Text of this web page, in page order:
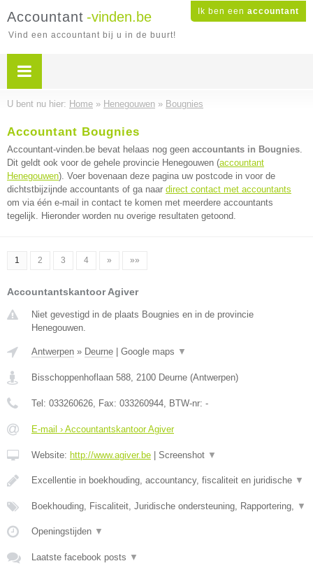
Ik ben een accountant
Accountant -vinden.be
Vind een accountant bij u in de buurt!
U bent nu hier: Home » Henegouwen » Bougnies
Accountant Bougnies
Accountant-vinden.be bevat helaas nog geen accountants in Bougnies.
Dit geldt ook voor de gehele provincie Henegouwen (accountant
Henegouwen). Voer bovenaan deze pagina uw postcode in voor de
dichtstbijzijnde accountants of ga naar direct contact met accountants
om via één e-mail in contact te komen met meerdere accountants
tegelijk. Hieronder worden nu overige resultaten getoond.
1 2 3 4 » »»
Accountantskantoor Agiver
Niet gevestigd in de plaats Bougnies en in de provincie
Henegouwen.
Antwerpen » Deurne Google maps ▼
Bisschoppenhoflaan 588, 2100 Deurne (Antwerpen)
Tel: 033260626, Fax: 033260944, BTW-nr: -
E-mail › Accountantskantoor Agiver
Website: http://www.agiver.be Screenshot ▼
Excellentie in boekhouding, accountancy, fiscaliteit en juridische ▼
Boekhouding, Fiscaliteit, Juridische ondersteuning, Rapportering, ▼
Openingstijden ▼
Laatste facebook posts ▼